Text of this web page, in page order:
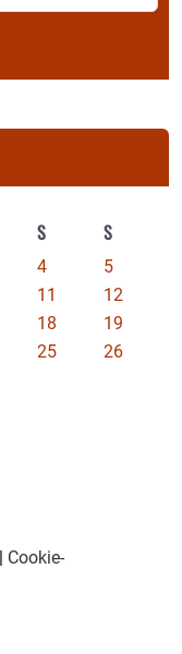
S S
4
5
11
12
18
19
25
26
Cookie-